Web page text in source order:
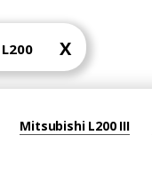
X
Mitsubishi L200 III